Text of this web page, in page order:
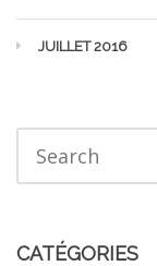
JUILLET 2016
CATÉGORIES